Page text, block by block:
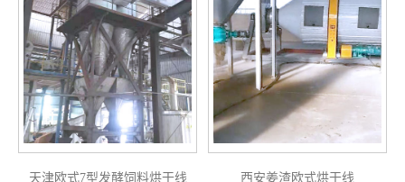
天津欧式7型发酵饲料烘干线 西安姜渣欧式烘干线